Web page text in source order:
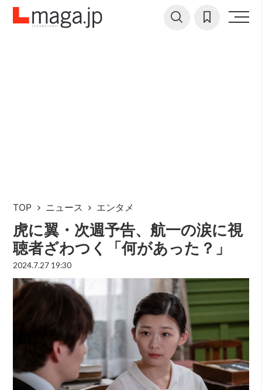
TOP ニュース エンタメ
虎に翼・次週予告、航一の涙に視
聴者ざわつく「何があった？」
2024.7.27 19:30